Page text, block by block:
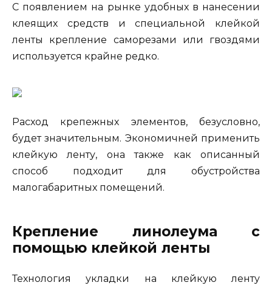
С появлением на рынке удобных в нанесении
клеящих средств и специальной клейкой
ленты крепление саморезами или гвоздями
используется крайне редко.
Расход крепежных элементов, безусловно,
будет значительным. Экономичней применить
клейкую ленту, она также как описанный
способ подходит для обустройства
малогабаритных помещений.
Крепление линолеума с
помощью клейкой ленты
Технология укладки на клейкую ленту